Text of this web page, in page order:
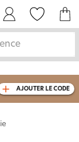
AJOUTER LE CODE